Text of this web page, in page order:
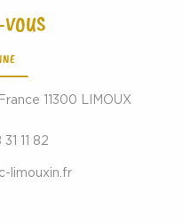
11300 LIMOUX
11 82
limouxin.fr